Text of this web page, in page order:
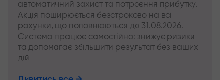
автоматичний захист та потроєння прибутку.
Акція поширюється безстроково на всі
рахунки, що поповнюються до 31.08.2026.
Система працює самостійно: знижує ризики
та допомагає збільшити результат без ваших
дій.